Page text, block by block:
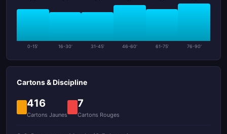
0-15' 16-30' 31-45' 46-60' 61-75' 76-90'
Cartons & Discipline
416
Cartons Jaunes
7
Cartons Rouges